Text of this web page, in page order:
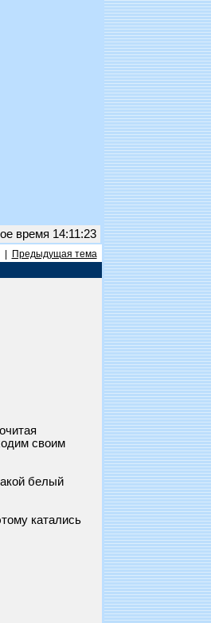
время 14:11:23
|
Предыдущая тема
своим
белый
катались